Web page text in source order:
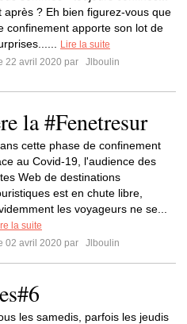
après ? Eh bien figurez-vous que
confinement apporte son lot de
Lire la suite
22 avril 2020 par
Jlboulin
la #Fenetresur
cette phase de confinement
au Covid-19, l'audience des
Web de destinations
est en chute libre,
les voyageurs ne se...
la suite
02 avril 2020 par
Jlboulin
les samedis, parfois les jeudis